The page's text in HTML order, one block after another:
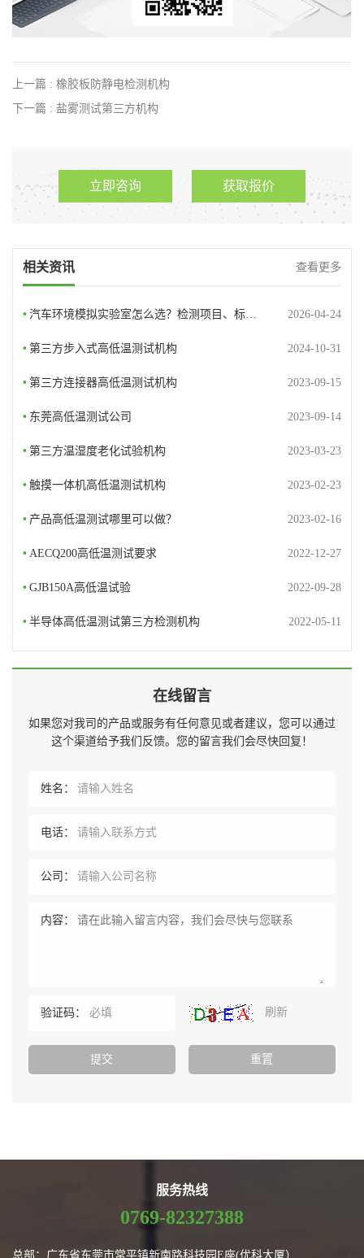
上一篇 : 橡胶板防静电检测机构
下一篇 : 盐雾测试第三方机构
立即咨询 获取报价
相关资讯 查看更多
• 2026-04-24
汽车环境模拟实验室怎么选？检测项目、标…
• 2024-10-31
第三方步入式高低温测试机构
• 2023-09-15
第三方连接器高低温测试机构
• 2023-09-14
东莞高低温测试公司
• 2023-03-23
第三方温湿度老化试验机构
• 2023-02-23
触摸一体机高低温测试机构
• 2023-02-16
产品高低温测试哪里可以做？
• 2022-12-27
AECQ200高低温测试要求
• 2022-09-28
GJB150A高低温试验
• 2022-05-11
半导体高低温测试第三方检测机构
在线留言
如果您对我司的产品或服务有任何意见或者建议，您可以通过
这个渠道给予我们反馈。您的留言我们会尽快回复！
姓名：
电话：
公司：
内容：
验证码： 刷新
服务热线
0769-82327388
总部：广东省东莞市常平镇新南路科技园E座(优科大厦）